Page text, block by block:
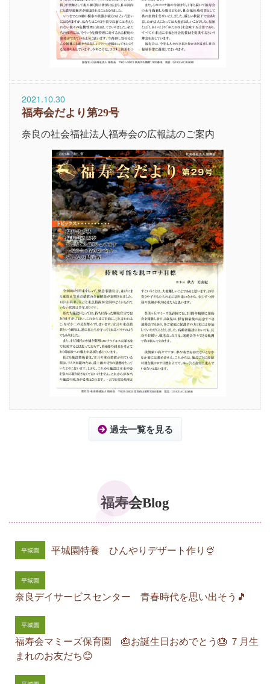
2021.10.30
福寿会だより第29号
奈良の社会福祉法人福寿会の広報誌のご案内
過去一覧を見る
福寿会Blog
平城園特養 ひんやりデザート作り🍨
奈良デイサービスセンター 青春時代を思い出そう🎵
福寿会マミーズ保育園 🎂お誕生日おめでとう🎂 ７月生
まれのお友だち😊